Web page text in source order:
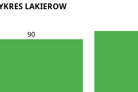
LAKIEROW
90